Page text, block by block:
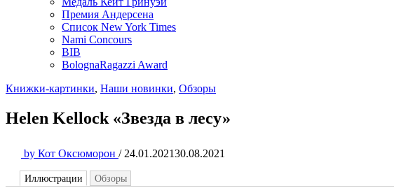
Премия Андерсена
Список New York Times
Nami Concours
BIB
BolognaRagazzi Award
Книжки-картинки, Наши новинки, Обзоры
Helen Kellock «Звезда в лесу»
by Кот Оксюморон / 24.01.202130.08.2021
Иллюстрации Обзоры